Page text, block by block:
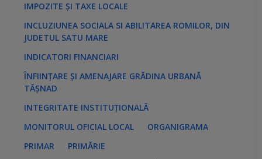
IMPOZITE ȘI TAXE LOCALE
INCLUZIUNEA SOCIALA SI ABILITAREA ROMILOR, DIN
JUDETUL SATU MARE
INDICATORI FINANCIARI
ÎNFIINȚARE ȘI AMENAJARE GRĂDINA URBANĂ
TĂȘNAD
INTEGRITATE INSTITUȚIONALĂ
MONITORUL OFICIAL LOCAL
ORGANIGRAMA
PRIMAR
PRIMĂRIE